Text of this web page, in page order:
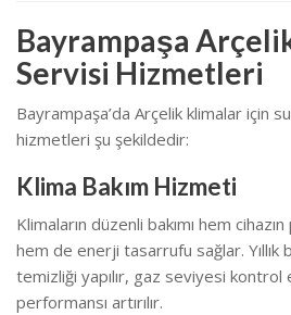
Bayrampaşa
Servisi Hizmetleri
Bayrampaşa’da Arçelik klimalar için
hizmetleri şu şekildedir:
Klima Bakım Hizmeti
Klimaların düzenli bakımı hem
hem de enerji tasarrufu sağlar. Yıllık
temizliği yapılır, gaz seviyesi kontrol
performansı artırılır.